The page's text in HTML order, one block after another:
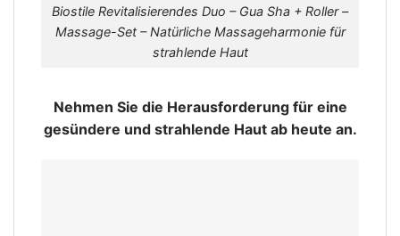
Biostile Revitalisierendes Duo – Gua Sha + Roller –
Massage-Set – Natürliche Massageharmonie für
strahlende Haut
Nehmen Sie die Herausforderung für eine
gesündere und strahlende Haut ab heute an.